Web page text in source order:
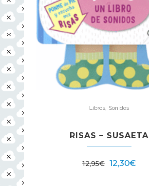
Libros Sonidos
RISAS – SUSAETA
12,95€ 12,30€